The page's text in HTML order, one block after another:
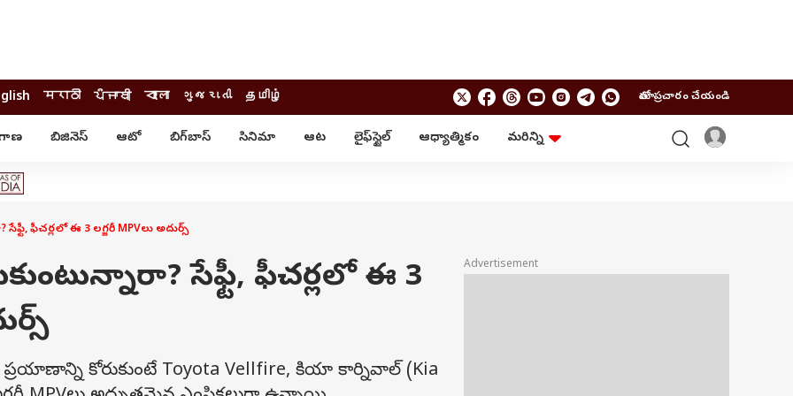
मराठी ਪੰਜਾਬੀ বাংলা ગુજરાતી தமிழ் మాతో ప్రచారం చేయండి
బిజినెస్ ఆటో బిగ్‌బాస్ సినిమా ఆట లైఫ్‌స్టైల్‌ ఆధ్యాత్మికం
మరిన్ని
గాసిప్స్
నెల్లూరు
ఐపీఎల్
ఆధ్యాత్మికం
ట్రెండింగ్
ఎడ్యుకేషన్
ఫీచర్లలో ఈ 3 లగ్జరీ MPVలు అదుర్స్
సేఫ్టీ, ఫీచర్లలో ఈ 3
కోరుకుంటే Toyota Vellfire, కియా కార్నివాల్ (Kia
Advertisement